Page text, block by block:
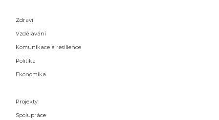
Zdraví
Vzdělávání
Komunikace a resilience
Politika
Ekonomika
Projekty
Spolupráce